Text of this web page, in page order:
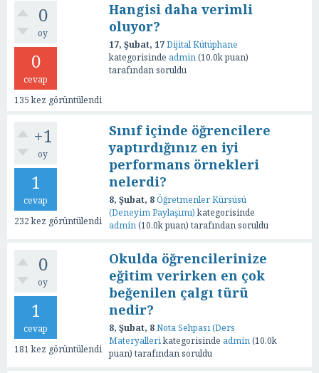
0
oy
0
cevap
135kez görüntülendi
Hangisi daha verimli
oluyor?
17, Şubat, 17Dijital Kütüphane
kategorisinde admin(10.0kpuan)
tarafından soruldu
+1
oy
1
cevap
232kez görüntülendi
Sınıf içinde öğrencilere
yaptırdığınız en iyi
performans örnekleri
nelerdi?
8, Şubat, 8Öğretmenler Kürsüsü
(Deneyim Paylaşımı)kategorisinde
admin(10.0kpuan) tarafından soruldu
0
oy
1
cevap
181kez görüntülendi
Okulda öğrencilerinize
eğitim verirken en çok
beğenilen çalgı türü
nedir?
8, Şubat, 8Nota Sehpası (Ders
Materyallerikategorisinde admin(10.0k
puan) tarafından soruldu